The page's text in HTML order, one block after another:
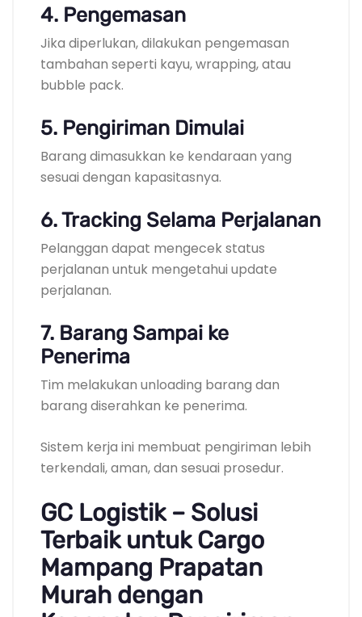
4. Pengemasan
Jika diperlukan, dilakukan pengemasan
tambahan seperti kayu, wrapping, atau
bubble pack.
5. Pengiriman Dimulai
Barang dimasukkan ke kendaraan yang
sesuai dengan kapasitasnya.
6. Tracking Selama Perjalanan
Pelanggan dapat mengecek status
perjalanan untuk mengetahui update
perjalanan.
7. Barang Sampai ke
Penerima
Tim melakukan unloading barang dan
barang diserahkan ke penerima.
Sistem kerja ini membuat pengiriman lebih
terkendali, aman, dan sesuai prosedur.
GC Logistik – Solusi
Terbaik untuk Cargo
Mampang Prapatan
Murah dengan